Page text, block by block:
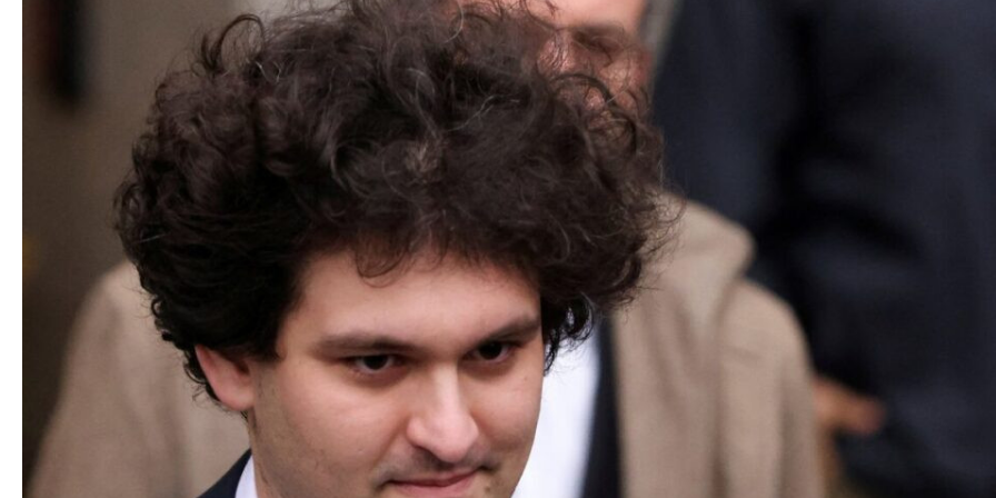
Araşdırma
İnfoqrafika
Elm və təhsil
Mədəniyyət
Mədəniyyətimizin Zəfəri
Zəfər Diasporu
Səhiyyə
Ailə və uşaq
Turizm
zəng edib- YENİLƏNİB